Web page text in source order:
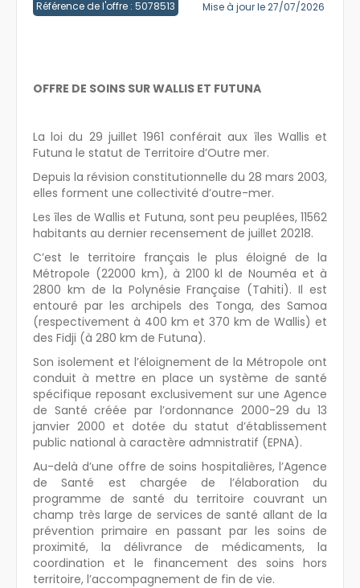
Référence de l'offre : 5078513 Mise à jour le 27/07/2026
OFFRE DE SOINS SUR WALLIS ET FUTUNA
La loi du 29 juillet 1961 conférait aux îles Wallis et
Futuna le statut de Territoire d’Outre mer.
Depuis la révision constitutionnelle du 28 mars 2003,
elles forment une collectivité d’outre-mer.
Les îles de Wallis et Futuna, sont peu peuplées, 11562
habitants au dernier recensement de juillet 20218.
C’est le territoire français le plus éloigné de la
Métropole (22000 km), à 2100 kl de Nouméa et à
2800 km de la Polynésie Française (Tahiti). Il est
entouré par les archipels des Tonga, des Samoa
(respectivement à 400 km et 370 km de Wallis) et
des Fidji (à 280 km de Futuna).
Son isolement et l’éloignement de la Métropole ont
conduit à mettre en place un système de santé
spécifique reposant exclusivement sur une Agence
de Santé créée par l’ordonnance 2000-29 du 13
janvier 2000 et dotée du statut d’établissement
public national à caractère admnistratif (EPNA).
Au-delà d’une offre de soins hospitalières, l’Agence
de Santé est chargée de l’élaboration du
programme de santé du territoire couvrant un
champ très large de services de santé allant de la
prévention primaire en passant par les soins de
proximité, la délivrance de médicaments, la
coordination et le financement des soins hors
territoire, l’accompagnement de fin de vie.